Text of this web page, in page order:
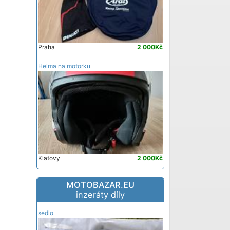
2 000Kč
Praha
Helma na motorku
2 000Kč
Klatovy
MOTOBAZAR.EU
inzeráty díly
sedlo